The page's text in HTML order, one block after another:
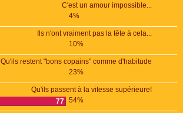
C'est un amour impossible...
4%
Ils n'ont vraiment pas la tête à cela...
10%
Qu'ils restent "bons copains" comme d'habitude
23%
Qu'ils passent à la vitesse supérieure!
77 54%